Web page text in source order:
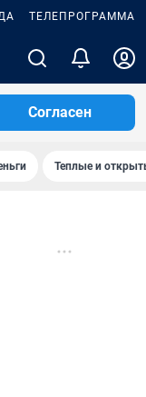
ТЕЛЕПРОГРАММА
Согласен
Теплые и